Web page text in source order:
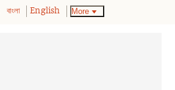
বাংলা English More